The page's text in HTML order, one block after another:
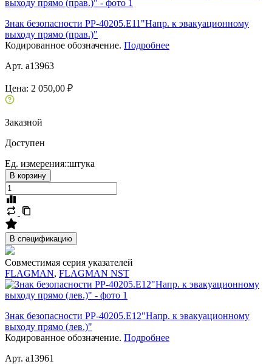
Знак безопасности PP-40205.E11"Напр. к эвакуационному
выходу прямо (прав.)"
Кодированное обозначение. Подробнее
Арт. a13963
Цена: 2 050,00 ₽
Заказной
Доступен
Ед. измерения::штука
В корзину
В спецификацию
Совместимая серия указателей
FLAGMAN, FLAGMAN NST
Знак безопасности PP-40205.E12"Напр. к эвакуационному
выходу прямо (лев.)"
Кодированное обозначение. Подробнее
Арт. a13961